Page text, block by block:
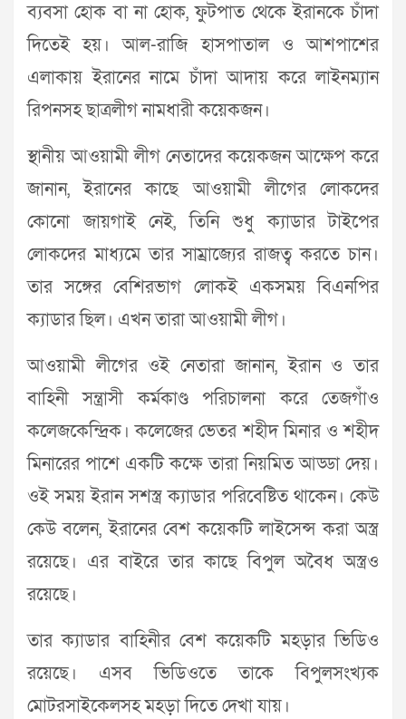
ব্যবসা হোক বা না হোক, ফুটপাত থেকে ইরানকে চাঁদা
দিতেই হয়। আল-রাজি হাসপাতাল ও আশপাশের
এলাকায় ইরানের নামে চাঁদা আদায় করে লাইনম্যান
রিপনসহ ছাত্রলীগ নামধারী কয়েকজন।
স্থানীয় আওয়ামী লীগ নেতাদের কয়েকজন আক্ষেপ করে
জানান, ইরানের কাছে আওয়ামী লীগের লোকদের
কোনো জায়গাই নেই, তিনি শুধু ক্যাডার টাইপের
লোকদের মাধ্যমে তার সাম্রাজ্যের রাজত্ব করতে চান।
তার সঙ্গের বেশিরভাগ লোকই একসময় বিএনপির
ক্যাডার ছিল। এখন তারা আওয়ামী লীগ।
আওয়ামী লীগের ওই নেতারা জানান, ইরান ও তার
বাহিনী সন্ত্রাসী কর্মকাণ্ড পরিচালনা করে তেজগাঁও
কলেজকেন্দ্রিক। কলেজের ভেতর শহীদ মিনার ও শহীদ
মিনারের পাশে একটি কক্ষে তারা নিয়মিত আড্ডা দেয়।
ওই সময় ইরান সশস্ত্র ক্যাডার পরিবেষ্টিত থাকেন। কেউ
কেউ বলেন, ইরানের বেশ কয়েকটি লাইসেন্স করা অস্ত্র
রয়েছে। এর বাইরে তার কাছে বিপুল অবৈধ অস্ত্রও
রয়েছে।
তার ক্যাডার বাহিনীর বেশ কয়েকটি মহড়ার ভিডিও
রয়েছে। এসব ভিডিওতে তাকে বিপুলসংখ্যক
মোটরসাইকেলসহ মহড়া দিতে দেখা যায়।